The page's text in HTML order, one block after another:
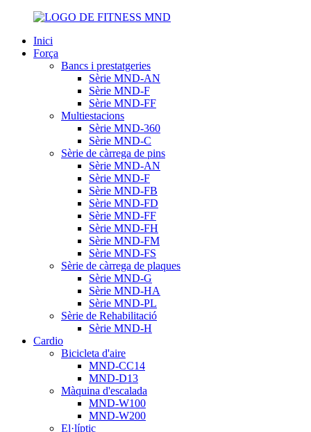
Inici
Força
Bancs i prestatgeries
Sèrie MND-AN
Sèrie MND-F
Sèrie MND-FF
Multiestacions
Sèrie MND-360
Sèrie MND-C
Sèrie de càrrega de pins
Sèrie MND-AN
Sèrie MND-F
Sèrie MND-FB
Sèrie MND-FD
Sèrie MND-FF
Sèrie MND-FH
Sèrie MND-FM
Sèrie MND-FS
Sèrie de càrrega de plaques
Sèrie MND-G
Sèrie MND-HA
Sèrie MND-PL
Sèrie de Rehabilitació
Sèrie MND-H
Cardio
Bicicleta d'aire
MND-CC14
MND-D13
Màquina d'escalada
MND-W100
MND-W200
El·líptic